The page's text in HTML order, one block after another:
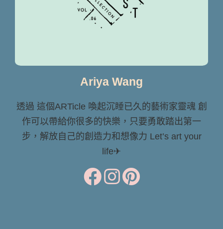
Ariya Wang
透過 這個ARTicle 喚起沉睡已久的藝術家靈魂 創
作可以帶給你很多的快樂，只要勇敢踏出第一
步，解放自己的創造力和想像力 Let’s art your
life✈